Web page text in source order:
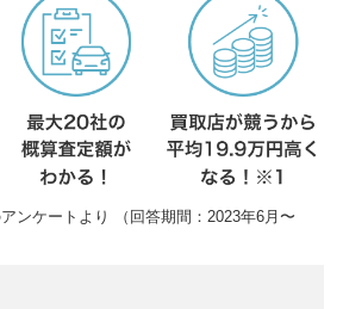
ンケートより （回答期間：2023年6月〜